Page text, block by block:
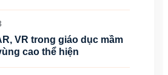
VR trong giáo dục mầm
cao thể hiện